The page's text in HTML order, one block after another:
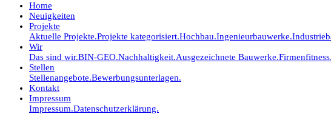
Home
Neuigkeiten
Projekte
Aktuelle Projekte.Projekte kategorisiert.Hochbau.Ingenieurbauwerke.
Wir
Das sind wir.BIN-GEO.Nachhaltigkeit.Ausgezeichnete Bauwerke.Firmenfitness.
Stellen
Stellenangebote.Bewerbungsunterlagen.
Kontakt
Impressum
Impressum.Datenschutzerklärung.